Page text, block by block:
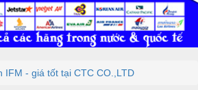
IFM - giá tốt tại CTC CO.,LTD